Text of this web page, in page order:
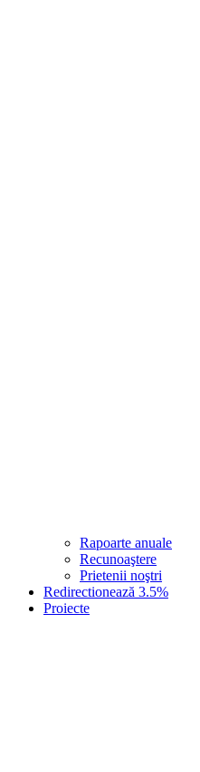
Rapoarte anuale
Recunoaştere
Prietenii noştri
Redirectionează 3.5%
Proiecte